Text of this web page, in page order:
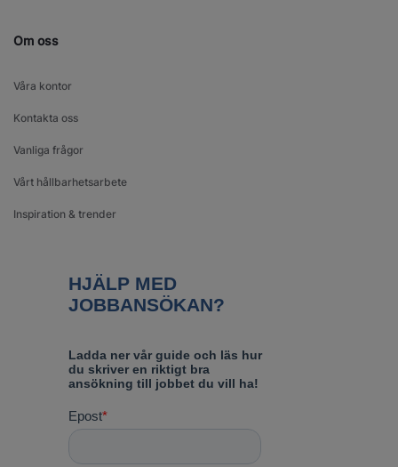
Om oss
Våra kontor
Kontakta oss
Vanliga frågor
Vårt hållbarhetsarbete
Inspiration & trender